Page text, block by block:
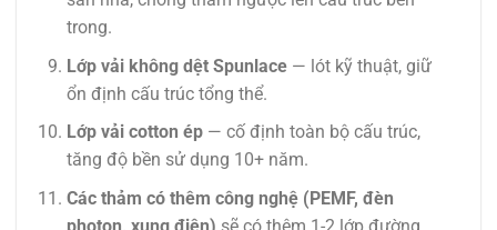
trong.
Lớp vải không dệt Spunlace— lót kỹ thuật, giữ
ổn định cấu trúc tổng thể.
Lớp vải cotton ép— cố định toàn bộ cấu trúc,
tăng độ bền sử dụng 10+ năm.
Các thảm có thêm công nghệ (PEMF, đèn